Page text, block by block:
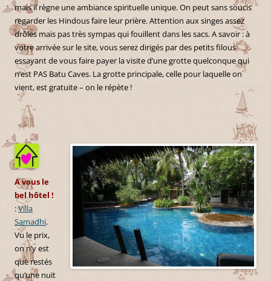
mais il règne une ambiance spirituelle unique. On peut sans soucis
regarder les Hindous faire leur prière. Attention aux singes assez
drôles mais pas très sympas qui fouillent dans les sacs. A savoir : à
votre arrivée sur le site, vous serez dirigés par des petits filous
essayant de vous faire payer la visite d’une grotte quelconque qui
n’est PAS Batu Caves. La grotte principale, celle pour laquelle on
vient, est gratuite – on le répète !
A vous le
bel hôtel !
:Villa
Samadhi.
Vu le prix,
on n’y est
que restés
qu’une nuit